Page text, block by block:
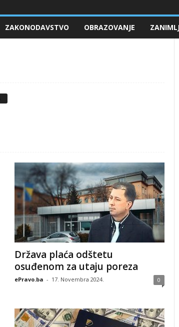
ZAKONODAVSTVO OBRAZOVANJE
Država plaća odštetu
osuđenom za utaju poreza
ePravo.ba - 17. Novembra 2024. 0